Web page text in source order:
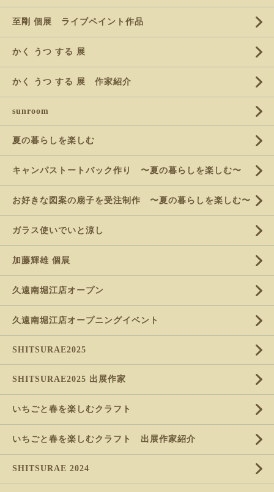
至剛 個展 ライブペイント作品
かく うつ する 展
かく うつ する 展 作家紹介
sunroom
夏の暮らしを楽しむ
キャンパストートバック作り 〜夏の暮らしを楽しむ〜
お好きな図案の扇子を受注制作 〜夏の暮らしを楽しむ〜
ガラス使いでいと涼し
加藤輝雄 個展
久遠南堀江店オープン
久遠南堀江店オープニングイベント
SHITSURAE2025
SHITSURAE2025 出展作家
いちごと春を楽しむクラフト
いちごと春を楽しむクラフト 出展作家紹介
SHITSURAE 2024